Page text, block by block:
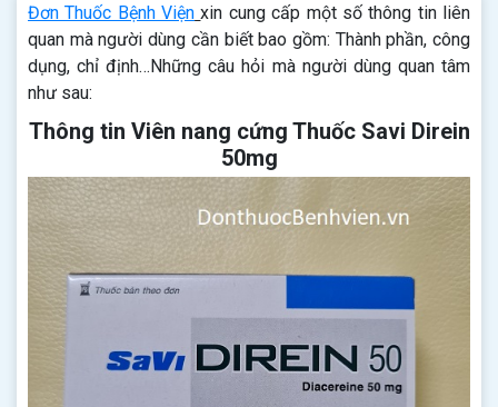
Đơn Thuốc Bệnh Viện xin cung cấp một số thông tin liên
quan mà người dùng cần biết bao gồm: Thành phần, công
dụng, chỉ định…Những câu hỏi mà người dùng quan tâm
như sau:
Thông tin Viên nang cứng Thuốc Savi Direin
50mg